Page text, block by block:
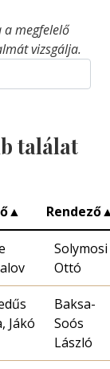
a megfelelő
vizsgálja.
találat
▲ Rendező
Solymosi
Ottó
Jákó
Baksa-
Soós
László